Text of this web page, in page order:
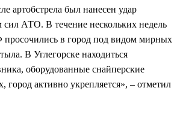
артобстрела был нанесен удар
АТО. В течение нескольких недель
в город под видом мирных
В Углегорске находиться
оборудованные снайперские
город активно укрепляется», – отметил